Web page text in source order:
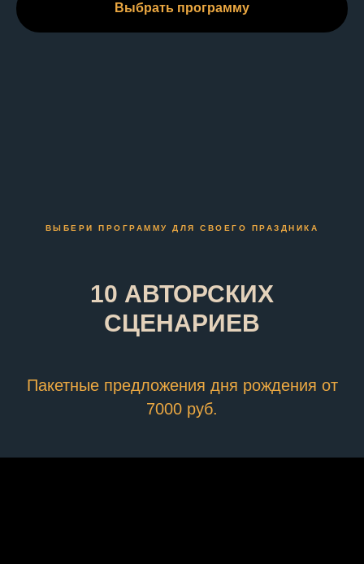
Выбрать программу
ВЫБЕРИ ПРОГРАММУ ДЛЯ СВОЕГО ПРАЗДНИКА
10 АВТОРСКИХ
СЦЕНАРИЕВ
Пакетные предложения дня рождения от
7000 руб.